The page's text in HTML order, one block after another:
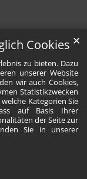
Cookies
zu bieten. Dazu
unserer Website
wir auch Cookies,
Statistikzwecken
Kategorien Sie
auf Basis Ihrer
der Seite zur
Sie in unserer
✕